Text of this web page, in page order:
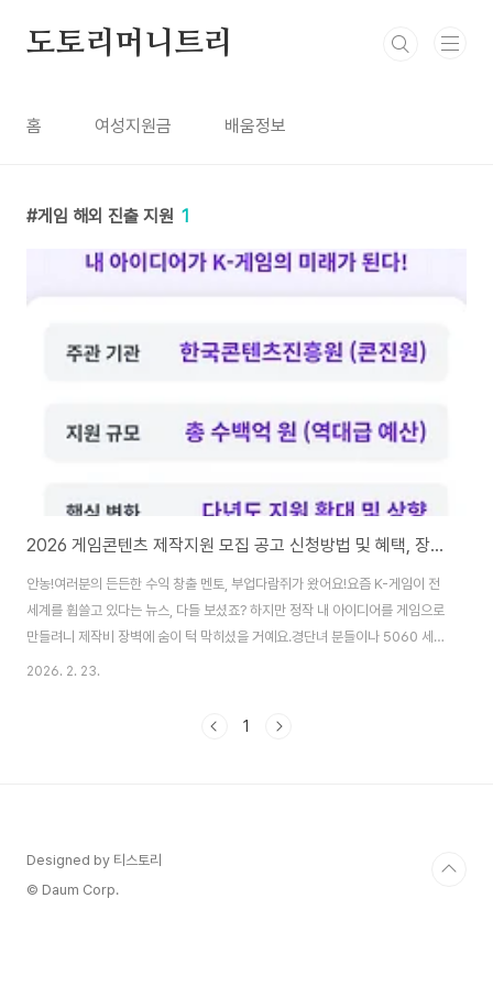
도토리머니트리
홈 여성지원금 배움정보
게임 해외 진출 지원 1
2026 게임콘텐츠 제작지원 모집 공고 신청방법 및 혜택, 장르별 맞춤 지원전략, 글로벌 진출 성공공식
안농!여러분의 든든한 수익 창출 멘토, 부업다람쥐가 왔어요!요즘 K-게임이 전
세계를 휩쓸고 있다는 뉴스, 다들 보셨죠? 하지만 정작 내 아이디어를 게임으로
만들려니 제작비 장벽에 숨이 턱 막히셨을 거예요.경단녀 분들이나 5060 세
대분들도 '나만의 콘텐츠'를 꿈꾸지만, 자금 조달이라는 현실 앞에 무릎 꿇기 일
하세요!📊 한눈에 보는 핵심 요약구분주요 내용비고사업명2026년 게임콘텐
2026. 2. 23.
1
Designed by 티스토리
© Daum Corp.